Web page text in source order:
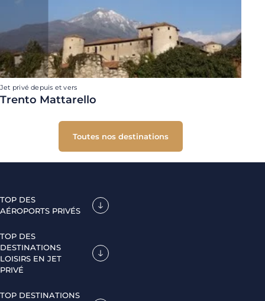
Jet privé depuis et vers
Trento Mattarello
Toutes nos destinations
TOP DES
AÉROPORTS PRIVÉS
TOP DES
DESTINATIONS
LOISIRS EN JET
PRIVÉ
TOP DESTINATIONS